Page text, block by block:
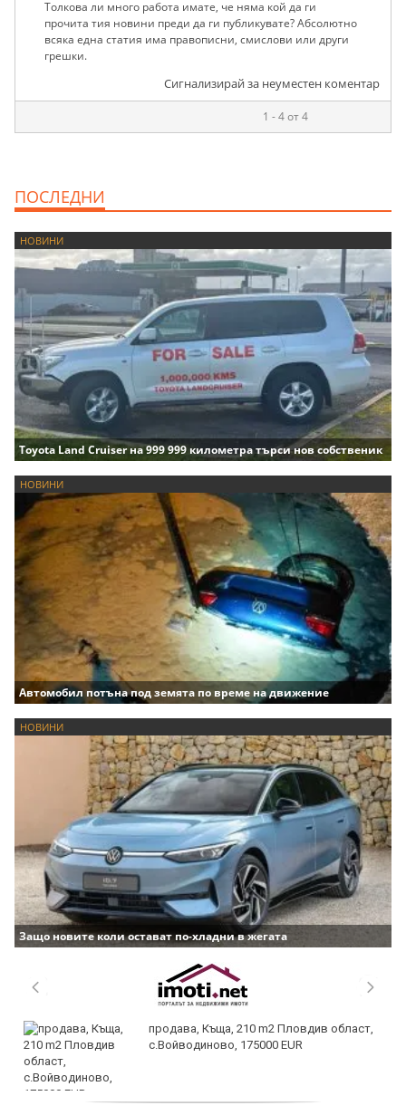
Толкова ли много работа имате, че няма кой да ги
прочита тия новини преди да ги публикувате? Абсолютно
всяка една статия има правописни, смислови или други
грешки.
Сигнализирай за неуместен коментар
1 - 4 от 4
ПОСЛЕДНИ
НОВИНИ
Toyota Land Cruiser на 999 999 километра търси нов собственик
НОВИНИ
Автомобил потъна под земята по време на движение
НОВИНИ
Защо новите коли остават по-хладни в жегата
продава, Къща, 210 m2 Пловдив област,
с.Войводиново, 175000 EUR